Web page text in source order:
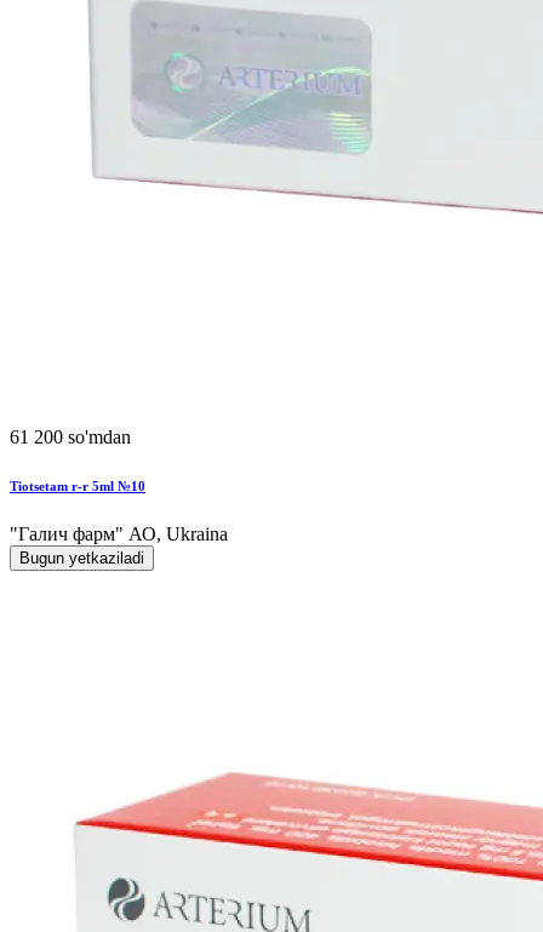
61 200 so'mdan
Tiotsetam r-r 5ml №10
"Галич фарм" АО, Ukraina
Bugun yetkaziladi